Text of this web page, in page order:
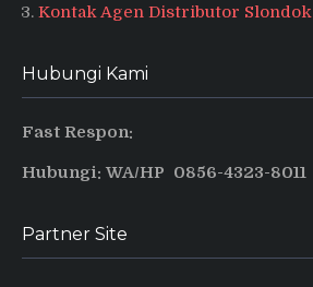
Kontak Agen Distributor Slondok
Hubungi Kami
Fast Respon:
Hubungi: WA/HP 0856-4323-8011
Partner Site